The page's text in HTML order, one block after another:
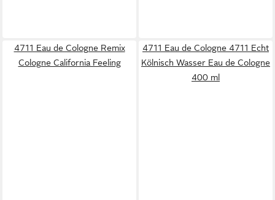
4711 Eau de Cologne Remix
Cologne California Feeling
4711 Eau de Cologne 4711 Echt
Kölnisch Wasser Eau de Cologne
400 ml